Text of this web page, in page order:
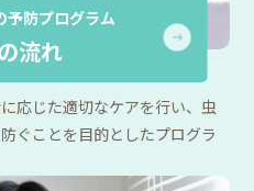
予防プログラム
流れ
応じた適切なケアを行い、虫
ぐことを目的としたプログラ